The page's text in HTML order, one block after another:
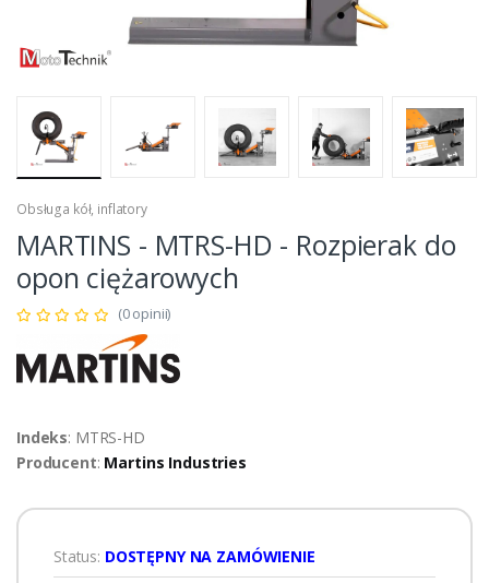
Obsługa kół, inflatory
MARTINS - MTRS-HD - Rozpierak do
opon ciężarowych
(0 opinii)
Indeks: MTRS-HD
Producent: Martins Industries
Status: DOSTĘPNY NA ZAMÓWIENIE